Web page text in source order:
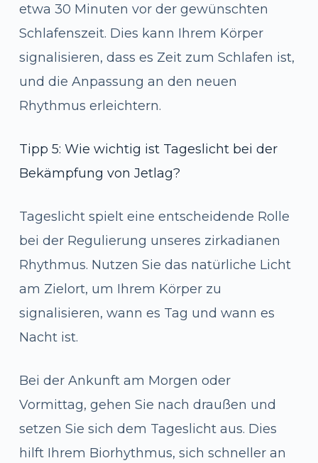
etwa 30 Minuten vor der gewünschten
Schlafenszeit. Dies kann Ihrem Körper
signalisieren, dass es Zeit zum Schlafen ist,
und die Anpassung an den neuen
Rhythmus erleichtern.
Tipp 5: Wie wichtig ist Tageslicht bei der
Bekämpfung von Jetlag?
Tageslicht spielt eine entscheidende Rolle
bei der Regulierung unseres zirkadianen
Rhythmus. Nutzen Sie das natürliche Licht
am Zielort, um Ihrem Körper zu
signalisieren, wann es Tag und wann es
Nacht ist.
Bei der Ankunft am Morgen oder
Vormittag, gehen Sie nach draußen und
setzen Sie sich dem Tageslicht aus. Dies
hilft Ihrem Biorhythmus, sich schneller an